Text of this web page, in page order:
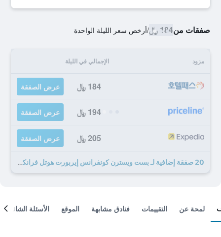
صفقات من184 ﷼ /أرخص سعر الليلة الواحدة
مزود الإجمالي في الليلة
184 ﷼ عرض الصفقة
194 ﷼ عرض الصفقة
205 ﷼ عرض الصفقة
20 صفقة إضافية لـ بست ويسترن كونفرانس إيربورت هوتل فرانكفورت مورفيلدن
لمحة عن التقييمات فنادق مشابهة الموقع الأسئلة الشائعة